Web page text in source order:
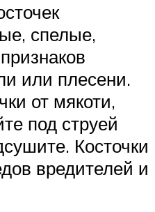
спелые,
или плесени.
от мякоти,
под струей
Косточки
вредителей и